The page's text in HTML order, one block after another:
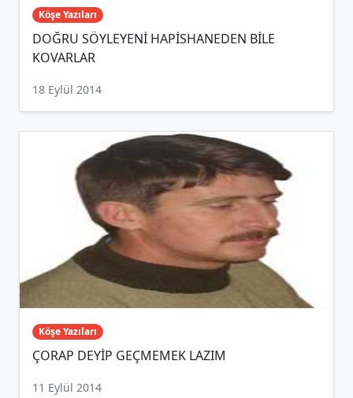
Köşe Yazıları
DOĞRU SÖYLEYENİ HAPİSHANEDEN BİLE
KOVARLAR
18 Eylül 2014
Köşe Yazıları
ÇORAP DEYİP GEÇMEMEK LAZIM
11 Eylül 2014